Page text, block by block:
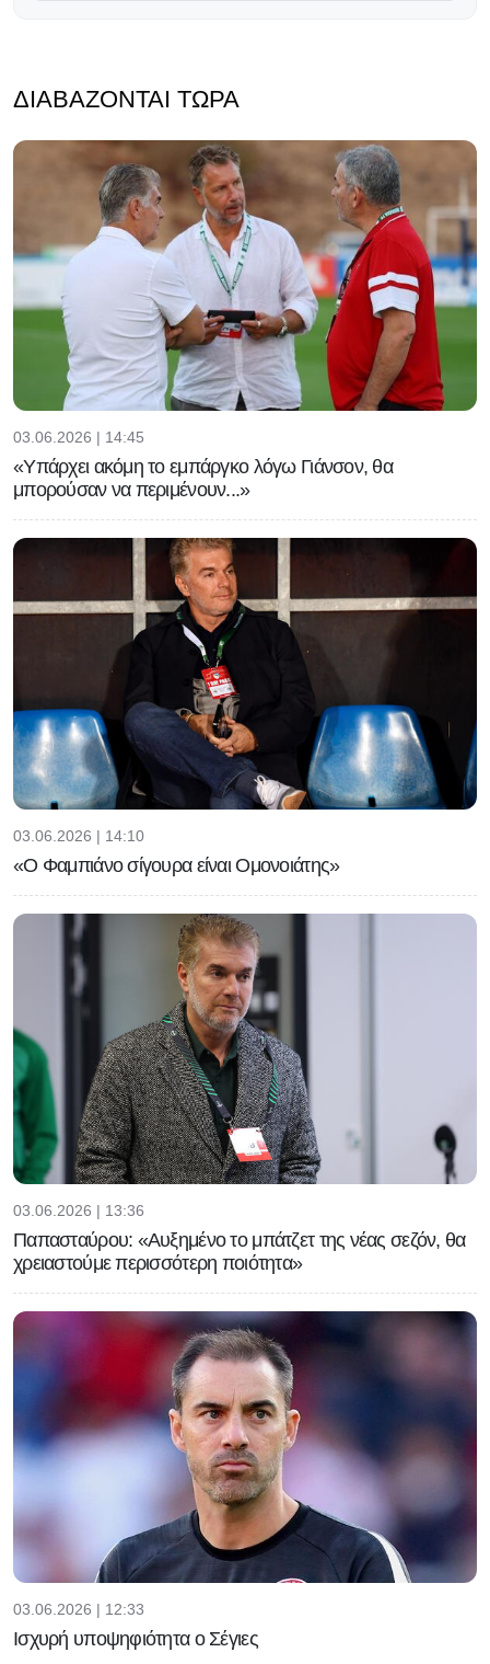
ΔΙΑΒΆΖΟΝΤΑΙ ΤΏΡΑ
03.06.2026 | 14:45
«Υπάρχει ακόμη το εμπάργκο λόγω Γιάνσον, θα
μπορούσαν να περιμένουν...»
03.06.2026 | 14:10
«Ο Φαμπιάνο σίγουρα είναι Ομονοιάτης»
03.06.2026 | 13:36
Παπασταύρου: «Αυξημένο το μπάτζετ της νέας σεζόν, θα
χρειαστούμε περισσότερη ποιότητα»
03.06.2026 | 12:33
Ισχυρή υποψηφιότητα ο Σέγιες